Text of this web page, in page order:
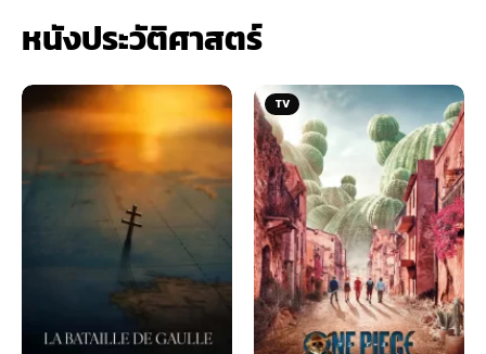
หนังประวัติศาสตร์
TV